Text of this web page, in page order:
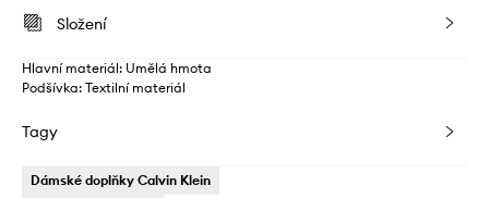
Složení
Hlavní materiál: Umělá hmota
Podšívka: Textilní materiál
Tagy
Dámské doplňky Calvin Klein